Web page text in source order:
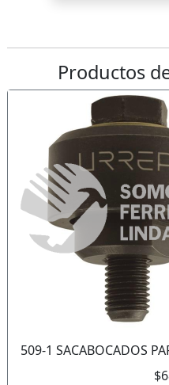
Productos
509-1 SACABOCADOS